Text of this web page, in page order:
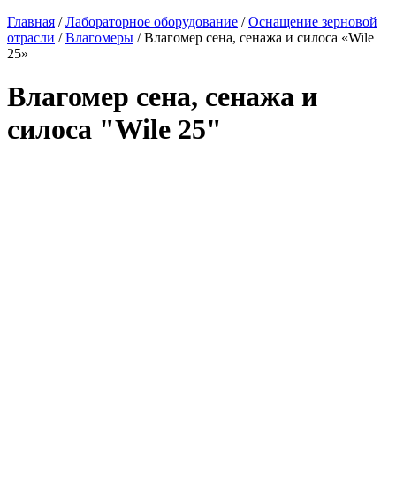
Главная /Лабораторное оборудование /Оснащение зерновой
отрасли /Влагомеры / Влагомер сена, сенажа и силоса «Wile
25»
Влагомер сена, сенажа и
силоса "Wile 25"